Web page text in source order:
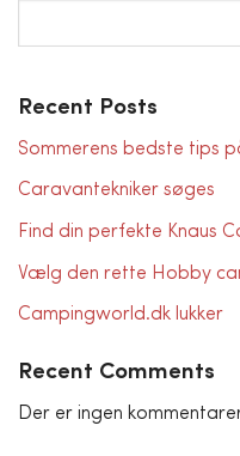
Recent Posts
Sommerens bedste tips
Caravantekniker søges
Find din perfekte Knaus
Vælg den rette Hobby
Campingworld.dk lukker
Recent Comments
Der er ingen